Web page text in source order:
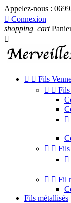
Appelez-nous :
 Connexion
shopping_cart

  Fils
 

  Fils

  Fil
Fils métallisés